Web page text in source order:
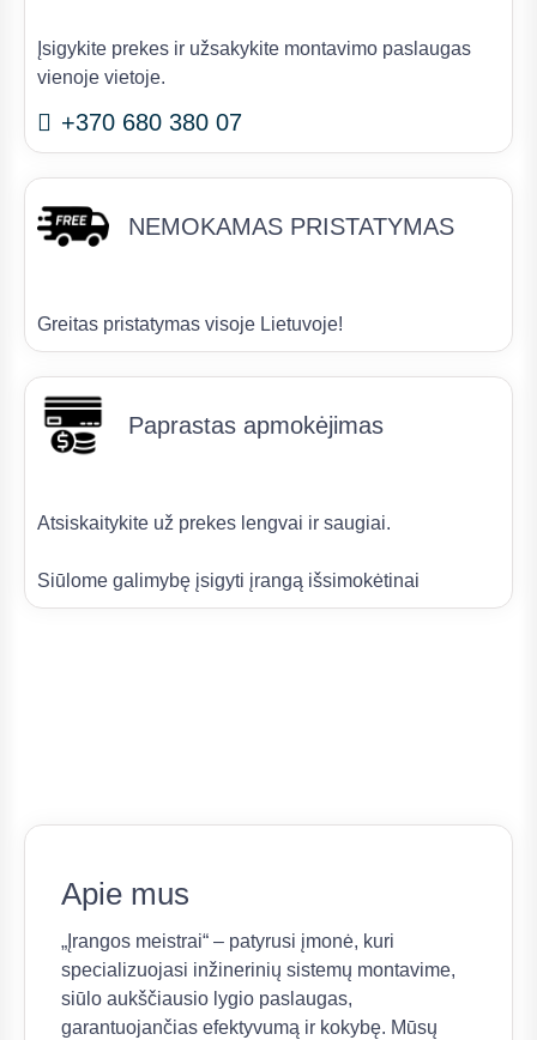
Įsigykite prekes ir užsakykite montavimo paslaugas
vienoje vietoje.
+370 680 380 07
NEMOKAMAS PRISTATYMAS
Greitas pristatymas visoje Lietuvoje!
Paprastas apmokėjimas
Atsiskaitykite už prekes lengvai ir saugiai.
Siūlome galimybę įsigyti įrangą išsimokėtinai
Apie mus
„Įrangos meistrai“ – patyrusi įmonė, kuri
specializuojasi inžinerinių sistemų montavime,
siūlo aukščiausio lygio paslaugas,
garantuojančias efektyvumą ir kokybę. Mūsų